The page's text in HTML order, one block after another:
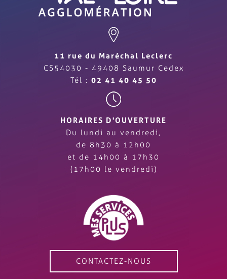
11 rue du Maréchal Leclerc
CS54030 - 49408 Saumur Cedex
Tél : 02 41 40 45 50
HORAIRES D'OUVERTURE
Du lundi au vendredi,
de 8h30 à 12h00
et de 14h00 à 17h30
(17h00 le vendredi)
CONTACTEZ-NOUS